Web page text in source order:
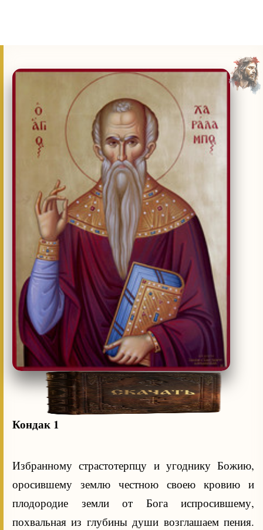
Кондак 1
Избранному страстотерпцу и угоднику Божию,
оросившему землю честною своею кровию и
плодородие земли от Бога испросившему,
похвальная из глубины души возглашаем пения.